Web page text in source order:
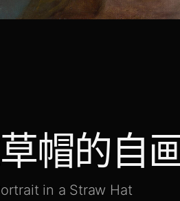
帽的自
in a Straw Hat